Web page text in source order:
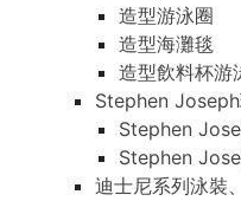
造型游泳圈
造型海灘毯
造型飲料杯游
Stephen
Stephen
Stephen
迪士尼系列泳裝